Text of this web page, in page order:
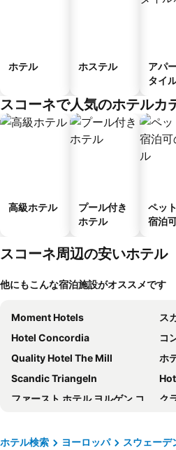
ホテル ホステル
アパ
タイ
スコーネで人気のホテルカ
高級ホテル
プール付き
ホテル
ペッ
宿泊
スコーネ周辺の安いホテル
他にもこんな宿泊施設がオススメです
Moment Hotels
ス
Hotel Concordia
コ
Quality Hotel The Mill
ホ
Scandic Triangeln
ファースト ホテル ヨルゲン コック
クラ
スカンディック セント ヨルゲン
ホテル検索 ヨーロッパ スウェーデ